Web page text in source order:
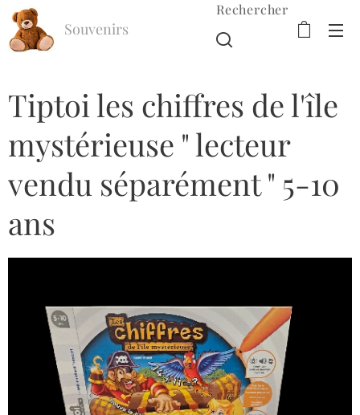
Souvenirs
Rechercher
Tiptoi les chiffres de l'île
mystérieuse " lecteur
vendu séparément " 5-10
ans